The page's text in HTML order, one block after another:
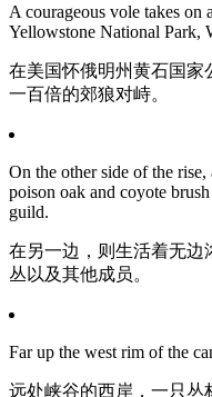
A courageous vole takes on
Yellowstone National Park,
在美国怀俄明州黄石国家
一百倍的郊狼对峙。
On the other side of the
poison oak and coyote
guild.
在另一边，则生活着无边
丛以及其他成员。
Far up the west rim of the
远处峡谷的西岸，一只丛